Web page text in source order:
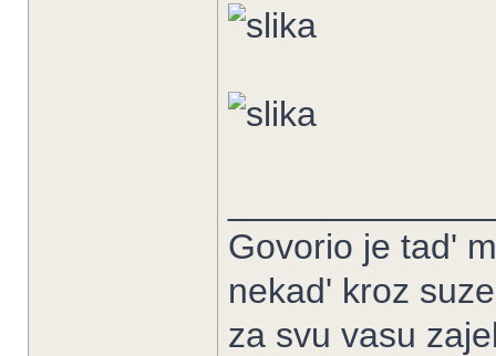
Govorio je tad'
nekad' kroz
za svu vasu